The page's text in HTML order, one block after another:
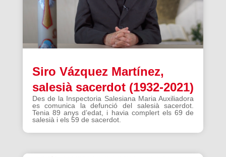
Siro Vázquez Martínez,
salesià sacerdot (1932-2021)
Des de la Inspectoria Salesiana Maria Auxiliadora
es comunica la defunció del salesià sacerdot.
Tenia 89 anys d’edat, i havia complert els 69 de
salesià i els 59 de sacerdot.